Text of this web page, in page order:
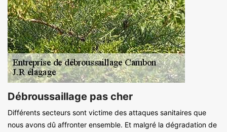
Débroussaillage pas cher
Différents secteurs sont victime des attaques sanitaires que
nous avons dû affronter ensemble. Et malgré la dégradation de